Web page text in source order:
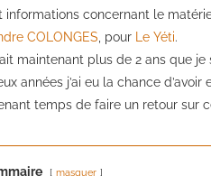
informations concernant le
COLONGES , pour Le Yéti.
maintenant plus de 2 ans que
années j’ai eu la chance
temps de faire un retour sur
masquer